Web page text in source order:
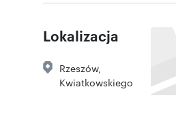
Lokalizacja
Rzeszów,
Kwiatkowskiego